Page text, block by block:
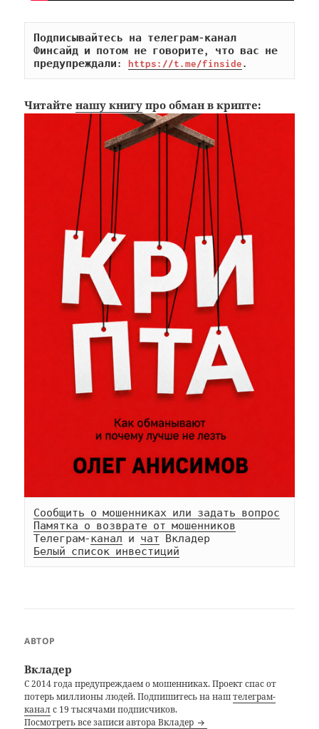
Подписывайтесь на телеграм-канал
Финсайд и потом не говорите, что вас не
предупреждали: https://t.me/finside.
Читайтенашу книгу про обман в крипте:
Сообщить о мошенниках или задать вопрос
Памятка о возврате от мошенников
Телеграм-канал и чат
Белый список инвестиций
АВТОР
Вкладер
С 2014 года предупреждаем о мошенниках. Проект спас от
потерь миллионы людей. Подпишитесь на наштелеграм-
каналс 19 тысячами подписчиков.
Посмотреть все записи автора Вкладер